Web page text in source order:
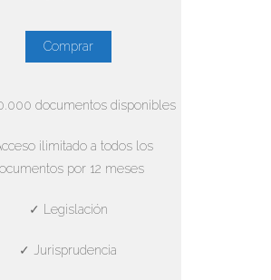
Comprar
documentos disponibles
ilimitado a todos los
por 12 meses
✓ Legislación
✓ Jurisprudencia